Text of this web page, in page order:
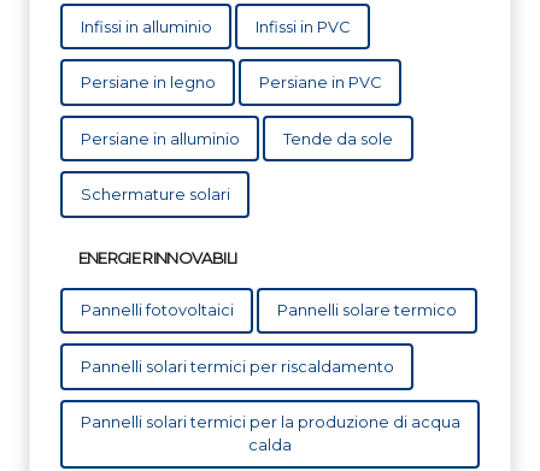
Infissi in alluminio Infissi in PVC
Persiane in legno Persiane in PVC
Persiane in alluminio Tende da sole
Schermature solari
ENERGIE RINNOVABILI
Pannelli fotovoltaici Pannelli solare termico
Pannelli solari termici per riscaldamento
Pannelli solari termici per la produzione di acqua
calda